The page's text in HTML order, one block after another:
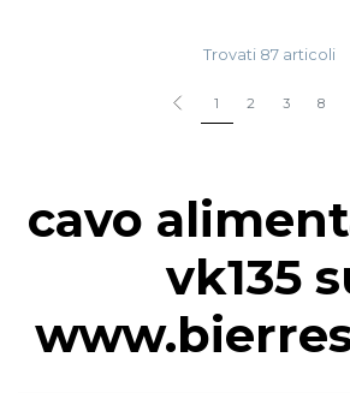
Trovati 87 articoli
1 2 3 8
cavo
vk135